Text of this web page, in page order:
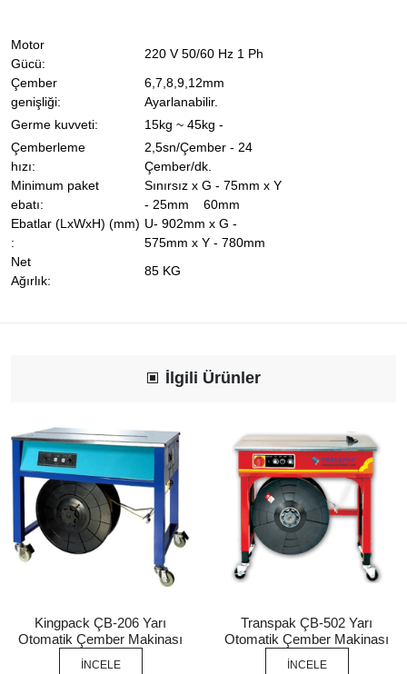
Motor
Gücü:
220 V 50/60 Hz 1 Ph
Çember
genişliği:
6,7,8,9,12mm
Ayarlanabilir.
Germe kuvveti:
15kg ~ 45kg -
Çemberleme
hızı:
2,5sn/Çember - 24
Çember/dk.
Minimum paket
ebatı:
Sınırsız x G - 75mm x Y
- 25mm 60mm
Ebatlar (LxWxH) (mm)
:
U- 902mm x G -
575mm x Y - 780mm
Net
Ağırlık:
85 KG
İlgili Ürünler
Kingpack ÇB-206 Yarı
Otomatik Çember Makinası
İNCELE
Transpak ÇB-502 Yarı
Otomatik Çember Makinası
İNCELE